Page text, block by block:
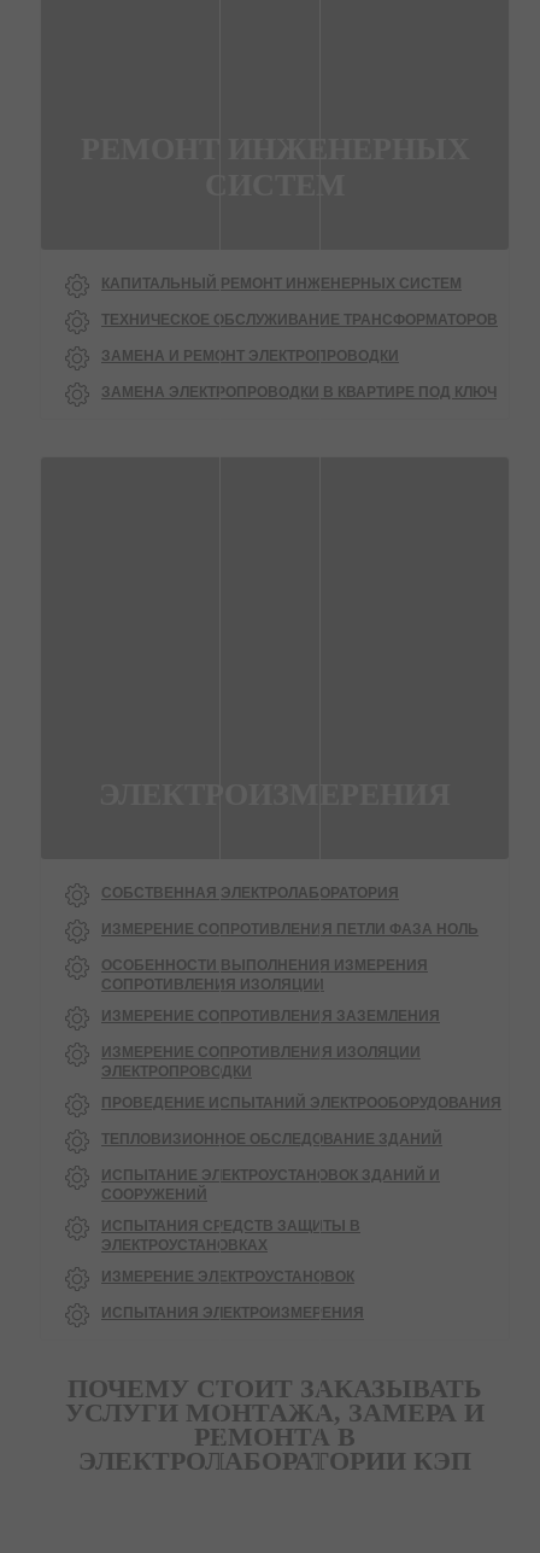
КАПИТАЛЬНЫЙ РЕМОНТ ИНЖЕНЕРНЫХ СИСТЕМ
ТЕХНИЧЕСКОЕ ОБСЛУЖИВАНИЕ ТРАНСФОРМАТОРОВ
ЗАМЕНА И РЕМОНТ ЭЛЕКТРОПРОВОДКИ
ЗАМЕНА ЭЛЕКТРОПРОВОДКИ В КВАРТИРЕ ПОД КЛЮЧ
СОБСТВЕННАЯ ЭЛЕКТРОЛАБОРАТОРИЯ
ИЗМЕРЕНИЕ СОПРОТИВЛЕНИЯ ПЕТЛИ ФАЗА НОЛЬ
ОСОБЕННОСТИ ВЫПОЛНЕНИЯ ИЗМЕРЕНИЯ
СОПРОТИВЛЕНИЯ ИЗОЛЯЦИИ
ИЗМЕРЕНИЕ СОПРОТИВЛЕНИЯ ЗАЗЕМЛЕНИЯ
ИЗМЕРЕНИЕ СОПРОТИВЛЕНИЯ ИЗОЛЯЦИИ
ЭЛЕКТРОПРОВОДКИ
ПРОВЕДЕНИЕ ИСПЫТАНИЙ ЭЛЕКТРООБОРУДОВАНИЯ
ТЕПЛОВИЗИОННОЕ ОБСЛЕДОВАНИЕ ЗДАНИЙ
ИСПЫТАНИЕ ЭЛЕКТРОУСТАНОВОК ЗДАНИЙ И
СООРУЖЕНИЙ
ИСПЫТАНИЯ СРЕДСТВ ЗАЩИТЫ В
ЭЛЕКТРОУСТАНОВКАХ
ИЗМЕРЕНИЕ ЭЛЕКТРОУСТАНОВОК
ИСПЫТАНИЯ ЭЛЕКТРОИЗМЕРЕНИЯ
ПОЧЕМУ СТОИТ ЗАКАЗЫВАТЬ
УСЛУГИ МОНТАЖА, ЗАМЕРА И
РЕМОНТА В
ЭЛЕКТРОЛАБОРАТОРИИ КЭП